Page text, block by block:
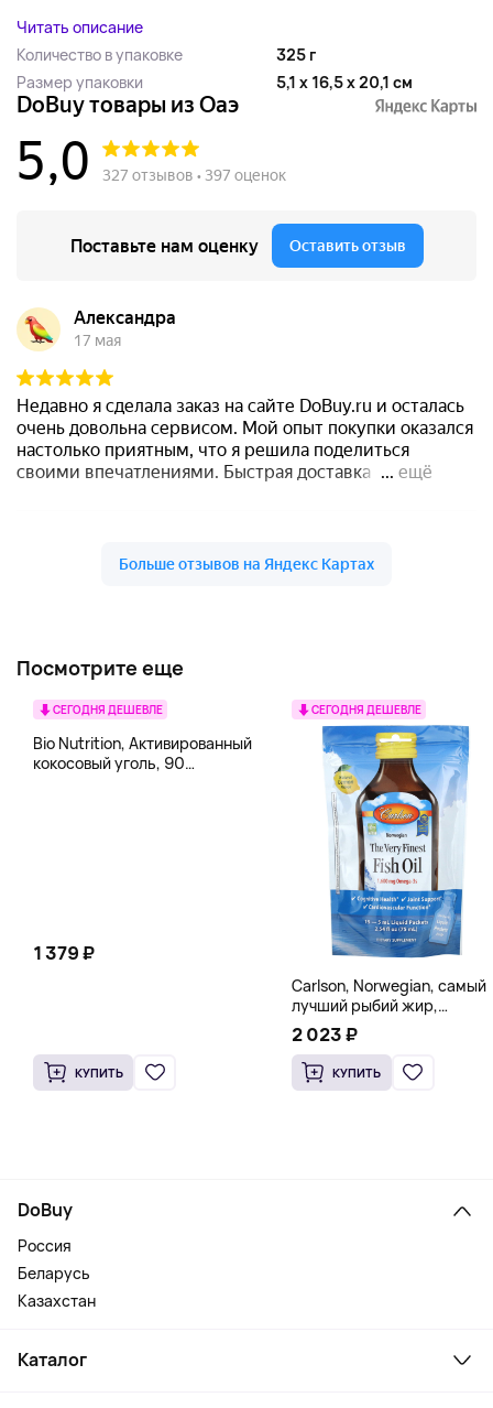
Читать описание
Количество в упаковке
325 г
Размер упаковки
5,1 x 16,5 x 20,1 см
Посмотрите еще
СЕГОДНЯ ДЕШЕВЛЕ
Bio Nutrition, Активированный
кокосовый уголь, 90
1 379 ₽
КУПИТЬ
СЕГОДНЯ ДЕШЕВЛЕ
Carlson, Norwegian, самый
лучший рыбий жир,
натуральный лимон, 15
пакетиков (5 мл) каждый
2 023 ₽
КУПИТЬ
DoBuy
Россия
Беларусь
Казахстан
Каталог